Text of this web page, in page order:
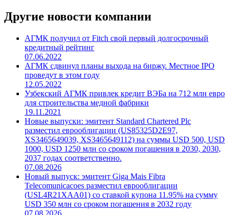
Другие новости компании
АГМК получил от Fitch свой первый долгосрочный
кредитный рейтинг
07.06.2022
АГМК сдвинул планы выхода на биржу. Местное IPO
проведут в этом году
12.05.2022
Узбекский АГМК привлек кредит ВЭБа на 712 млн евро
для строительства медной фабрики
19.11.2021
Новые выпуски: эмитент Standard Chartered Plc
разместил еврооблигации (US85325D2E97,
XS3465649039, XS3465649112) на суммы USD 500, USD
1000, USD 1250 млн со сроком погашения в 2030, 2030,
2037 годах соответственно.
07.08.2026
Новый выпуск: эмитент Giga Mais Fibra